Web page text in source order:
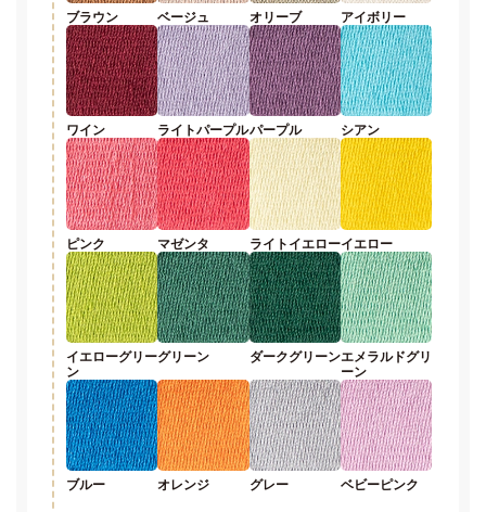
ブラウン ベージュ オリーブ アイボリー
ワイン ライトパープルパープル シアン
ピンク マゼンタ ライトイエローイエロー
イエローグリー
ン
グリーン ダークグリーンエメラルドグリ
ーン
ブルー オレンジ グレー ベビーピンク